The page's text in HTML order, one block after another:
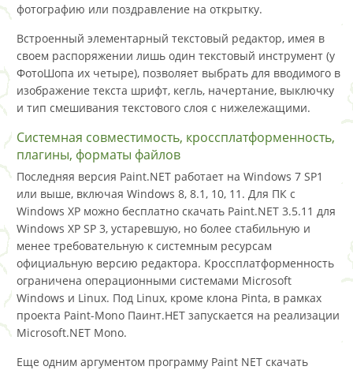
фотографию или поздравление на открытку.
Встроенный элементарный текстовый редактор, имея в
своем распоряжении лишь один текстовый инструмент (у
ФотоШопа их четыре), позволяет выбрать для вводимого в
изображение текста шрифт, кегль, начертание, выключку
и тип смешивания текстового слоя с нижележащими.
Системная совместимость, кроссплатформенность,
плагины, форматы файлов
Последняя версия Paint.NET работает на Windows 7 SP1
или выше, включая Windows 8, 8.1, 10, 11. Для ПК с
Windows XP можно бесплатно скачать Paint.NET 3.5.11 для
Windows XP SP 3, устаревшую, но более стабильную и
менее требовательную к системным ресурсам
официальную версию редактора. Кроссплатформенность
ограничена операционными системами Microsoft
Windows и Linux. Под Linux, кроме клона Pinta, в рамках
проекта Paint-Mono Паинт.НЕТ запускается на реализации
Microsoft.NET Mono.
Еще одним аргументом программу Paint NET скачать